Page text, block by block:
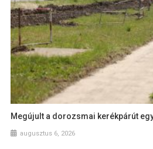
Megújult a dorozsmai kerékpárút
augusztus 6, 2026